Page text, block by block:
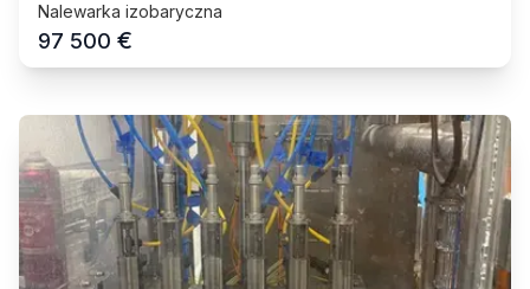
Nalewarka izobaryczna
97 500 €